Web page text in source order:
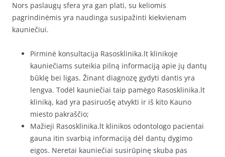
Nors paslaugų sfera yra gan plati, su keliomis
pagrindinėmis yra naudinga susipažinti kiekvienam
kauniečiui.
Pirminė konsultacija Rasosklinika.lt klinikoje
kauniečiams suteikia pilną informaciją apie jų dantų
būklę bei ligas. Žinant diagnozę gydyti dantis yra
lengva. Todėl kauniečiai taip pamėgo Rasosklinika.lt
kliniką, kad yra pasiruošę atvykti ir iš kito Kauno
miesto pakraščio;
Mažieji Rasosklinika.lt klinikos odontologo pacientai
gauna itin svarbią informaciją dėl dantų dygimo
eigos. Neretai kauniečiai susirūpinę skuba pas